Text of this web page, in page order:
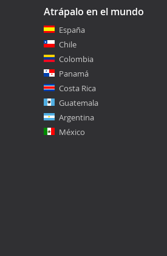
Atrápalo en el mundo
España
Chile
Colombia
Panamá
Costa Rica
Guatemala
Argentina
México